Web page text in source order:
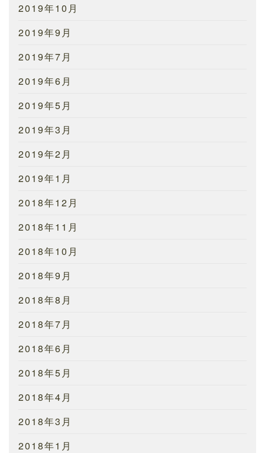
2019年10月
2019年9月
2019年7月
2019年6月
2019年5月
2019年3月
2019年2月
2019年1月
2018年12月
2018年11月
2018年10月
2018年9月
2018年8月
2018年7月
2018年6月
2018年5月
2018年4月
2018年3月
2018年1月